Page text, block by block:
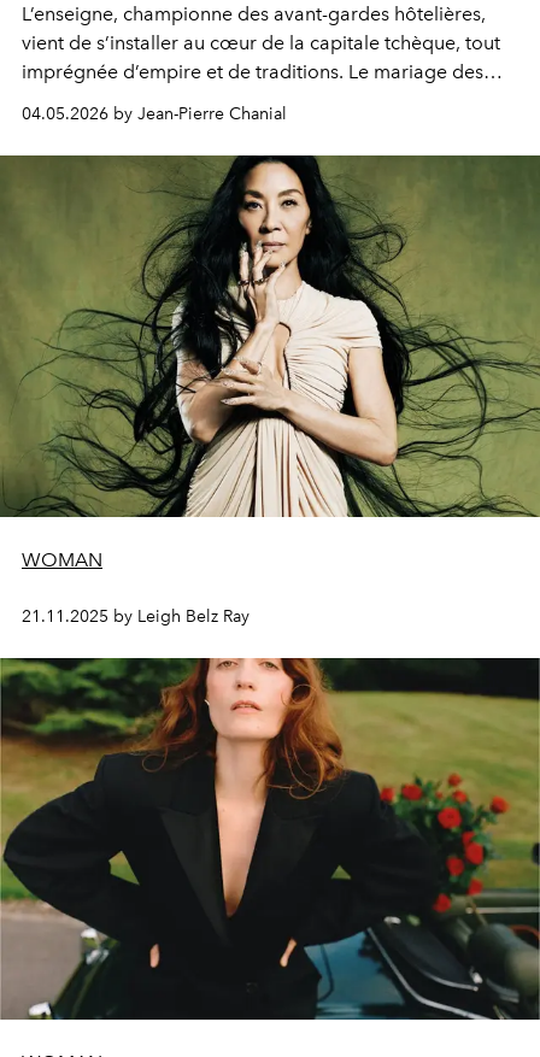
L’enseigne, championne des avant-gardes hôtelières,
vient de s’installer au cœur de la capitale tchèque, tout
imprégnée d’empire et de traditions. Le mariage des
04.05.2026 by Jean-Pierre Chanial
WOMAN
21.11.2025 by Leigh Belz Ray